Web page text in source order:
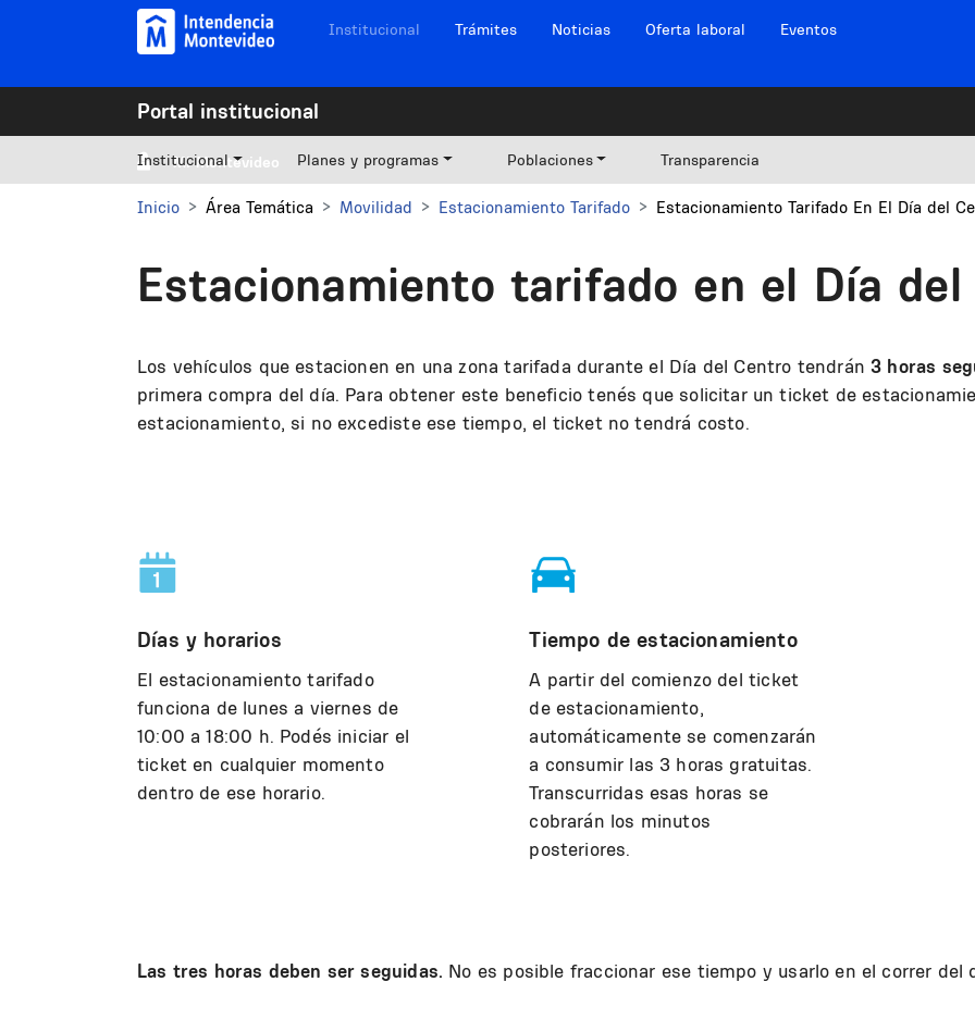
Pasar al contenido principal Navegación sitios
Institucional Trámites Noticias Oferta laboral Eventos
Portal institucional
Mi Montevideo
Institucional Planes y programas Poblaciones Transparencia
Inicio Área Temática Movilidad Estacionamiento Tarifado Estacionamiento Tarifado En El Día del
Estacionamiento tarifado en el Día del
Los vehículos que estacionen en una zona tarifada durante el Día del Centro tendrán 3 horas
primera compra del día. Para obtener este beneficio tenés que solicitar un ticket de
estacionamiento, si no excediste ese tiempo, el ticket no tendrá costo.
Días y horarios
El estacionamiento tarifado
funciona de lunes a viernes de
10:00 a 18:00 h. Podés iniciar el
ticket en cualquier momento
dentro de ese horario.
Tiempo de estacionamiento
A partir del comienzo del ticket
de estacionamiento,
automáticamente se comenzarán
a consumir las 3 horas gratuitas.
Transcurridas esas horas se
cobrarán los minutos
posteriores.
Las tres horas deben ser seguidas. No es posible fraccionar ese tiempo y usarlo en el correr del